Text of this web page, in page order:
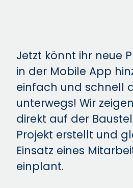
Jetzt könnt ihr neue
in der Mobile App
einfach und schnell
unterwegs! Wir
direkt auf der
Projekt erstellt und
Einsatz eines
einplant.